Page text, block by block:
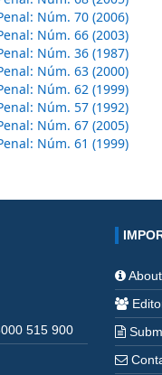
Núm. 70 (2006)
Núm. 66 (2003)
Núm. 36 (1987)
Núm. 63 (2000)
Núm. 62 (1999)
Núm. 57 (1992)
Núm. 67 (2005)
Núm. 61 (1999)
515 900